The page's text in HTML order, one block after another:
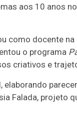
aos 10 anos no
como docente
o programa
criativos e
Falada, projeto